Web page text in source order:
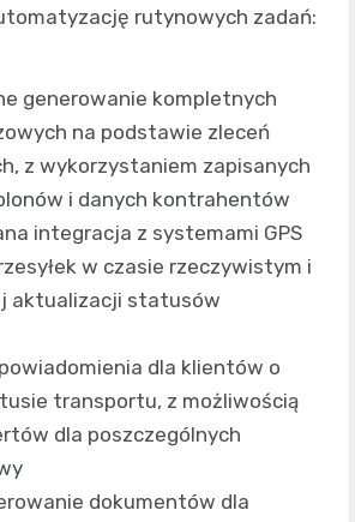
rutynowych zadań:
generowanie kompletnych
na podstawie zleceń
z wykorzystaniem zapisanych
i danych kontrahentów
integracja z systemami GPS
w czasie rzeczywistym i
aktualizacji statusów
dla klientów o
transportu, z możliwością
dla poszczególnych
dokumentów dla